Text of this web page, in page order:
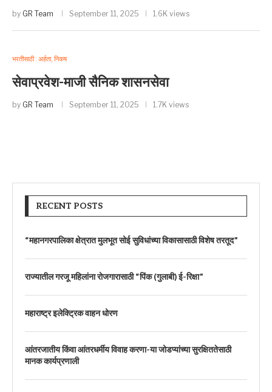
by GR Team September 11, 2025 1.6K views
भरतीसाठी : अर्हता, निकष
सेवाप्रवेश-माजी सैनिक शासनसेवा
by GR Team September 11, 2025 1.7K views
RECENT POSTS
“महानगरपालिका क्षेत्रात मुलभूत सोई सुविधांच्या विकासासाठी विशेष तरतूद”
राज्यातील गरजू महिलांना रोजगारासाठी “पिंक (गुलाबी) ई-रिक्षा”
महाराष्ट्र इलेक्ट्रिक वाहन धोरण
आंतरजातीय किंवा आंतरधर्मीय विवाह करणा-या जोडप्यांच्या सुरक्षिततेसाठी
मानक कार्यप्रणाली